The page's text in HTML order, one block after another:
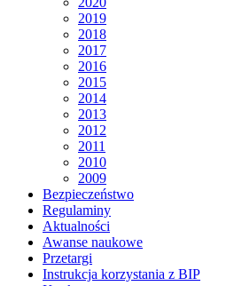
2019
2018
2017
2016
2015
2014
2013
2012
2011
2010
2009
Bezpieczeństwo
Regulaminy
Aktualności
Awanse naukowe
Przetargi
Instrukcja korzystania z BIP